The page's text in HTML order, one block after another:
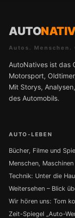
AUTO
Autos. Menschen.
AutoNatives ist das
Motorsport,
Mit Storys,
des Automobils.
AUTO-LEBEN
Bücher, Filme und
Menschen,
Technik: Unter die
Weitersehen – Blick
Wir hören uns: Tom
Zeit-Spiegel „Auto-